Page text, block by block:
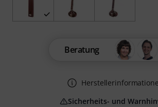
Beratung
Sicherheits- und